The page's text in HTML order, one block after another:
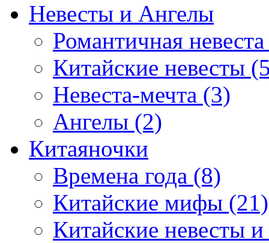
Невесты и Ангелы
Романтичная
Китайские невесты
Невеста-мечта (3)
Ангелы (2)
Китаяночки
Времена года (8)
Китайские мифы (21)
Китайские невесты